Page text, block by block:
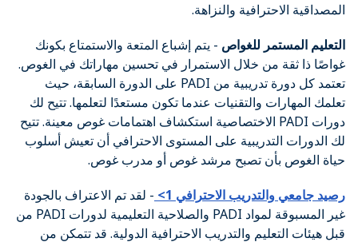
المصداقية الاحترافية والنزاهة.
التعليم المستمر للغواص - يتم إشباع المتعة والاستمتاع بكونك
غواصًا ذا ثقة من خلال الاستمرار في تحسين مهاراتك في الغوص.
تعتمد كل دورة تدريبية من PADI على الدورة السابقة، حيث
تعلمك المهارات والتقنيات عندما تكون مستعدًا لتعلمها. تتيح لك
دورات PADI الاختصاصية استكشاف اهتمامات غوص معينة. تتيح
لك الدورات التدريبية على المستوى الاحترافي أن تعيش أسلوب
حياة الغوص بأن تصبح مرشد غوص أو مدرب غوص.
رصيد جامعي والتدريب الاحترافي 1>
- لقد تم الاعتراف بالجودة
غير المسبوقة لمواد PADI والصلاحية التعليمية لدورات PADI من
قبل هيئات التعليم والتدريب الاحترافية الدولية. قد تتمكن من